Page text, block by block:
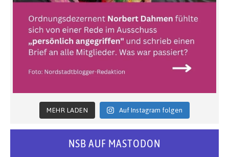
MEHR LADEN Auf Instagram folgen
NSB AUF MASTODON